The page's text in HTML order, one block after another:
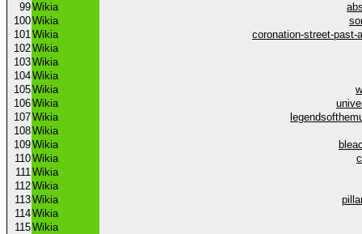
99Wikia
100Wikia
101Wikia
coronation-street-past-
102Wikia
103Wikia
104Wikia
105Wikia
106Wikia
107Wikia
108Wikia
109Wikia
110Wikia
111Wikia
112Wikia
113Wikia
114Wikia
115Wikia